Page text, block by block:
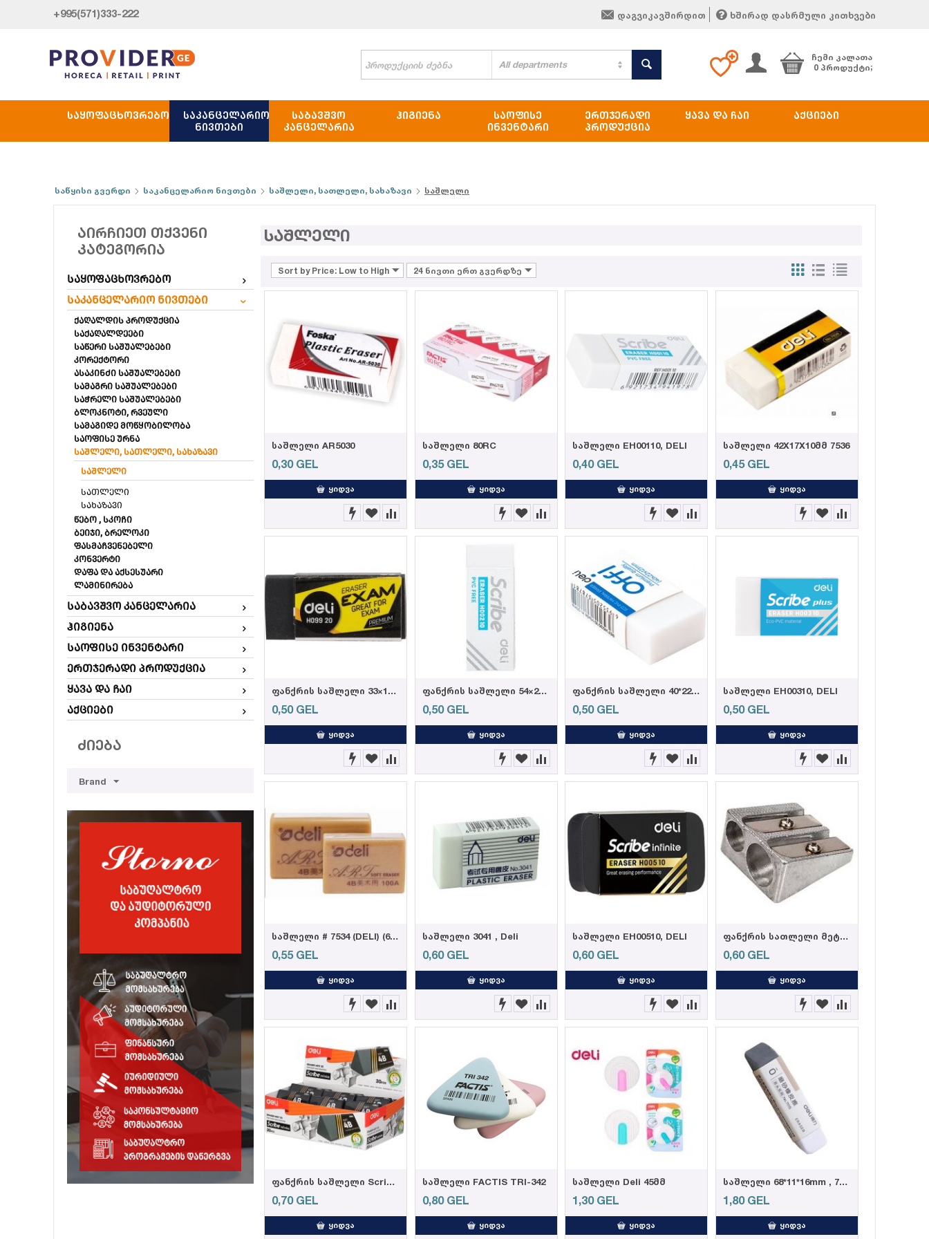
+995(571)333-222 დაგვიკავშირდით ხშირად დასრმული კითხვები
All departments
ᲩᲔᲛᲘ ᲙᲐᲚᲐᲗᲐ
0 პროდუქტი;
ᲡᲐᲧᲝᲤᲐᲪᲮᲝᲕᲠᲔᲑᲝ
ᲡᲐᲙᲐᲜᲪᲔᲚᲐᲠᲘᲝ
ᲜᲘᲕᲗᲔᲑᲘ
ᲡᲐᲑᲐᲕᲨᲕᲝ
ᲙᲐᲜᲪᲔᲚᲐᲠᲘᲐ
ᲰᲘᲒᲘᲔᲜᲐ
ᲡᲐᲝᲤᲘᲡᲔ
ᲘᲜᲕᲔᲜᲢᲐᲠᲘ
ᲔᲠᲗᲯᲔᲠᲐᲓᲘ
ᲞᲠᲝᲓᲣᲥᲪᲘᲐ
ᲧᲐᲕᲐ ᲓᲐ ᲩᲐᲘ ᲐᲥᲪᲘᲔᲑᲘ
საწყისი გვერდი საკანცელარიო ნივთები საშლელი, სათლელი, სახაზავი საშლელი
ᲐᲘᲠᲩᲘᲔᲗ ᲗᲥᲕᲔᲜᲘ
ᲙᲐᲢᲔᲒᲝᲠᲘᲐ
საყოფაცხოვრებო
საკანცელარიო ნივთები
ქაღალდის პროდუქცია
საქაღალდეები
საწერი საშუალებები
კორექტორი
ასაკინძი საშუალებები
სამაგრი საშუალებები
საჭრელი საშუალებები
ბლოკნოტი, რვეული
სამაგიდე მოწყობილობა
საოფისე ურნა
საშლელი, სათლელი, სახაზავი
საშლელი
სათლელი
სახაზავი
წებო , სკოჩი
ბეიჯი, ბრელოკი
ფასმაჩვენებელი
კონვერტი
დაფა და აქსესუარი
ლამინირება
საბავშვო კანცელარია
ჰიგიენა
საოფისე ინვენტარი
ერთჯერადი პროდუქცია
ყავა და ჩაი
აქციები
ᲫᲘᲔᲑᲐ
Brand
საშლელი
Sort by Price: Low to High 24 ნივთი ერთ გვერდზე
საშლელი AR5030
0,30 GEL
ᲧᲘᲓᲕᲐ
საშლელი 80RC
0,35 GEL
ᲧᲘᲓᲕᲐ
საშლელი EH00110, DELI
0,40 GEL
ᲧᲘᲓᲕᲐ
საშლელი 42X17X10მმ 7536
0,45 GEL
ᲧᲘᲓᲕᲐ
ფანქრის საშლელი 33×15×12mm H09920, DELI
0,50 GEL
ᲧᲘᲓᲕᲐ
ფანქრის საშლელი 54×20×10mm White Scribe H00210, DELI
0,50 GEL
ᲧᲘᲓᲕᲐ
ფანქრის საშლელი 40*22*12mm WHITE EH03010 , DELI
0,50 GEL
ᲧᲘᲓᲕᲐ
საშლელი EH00310, DELI
0,50 GEL
ᲧᲘᲓᲕᲐ
საშლელი # 7534 (DELI) (6921734975447)
0,55 GEL
ᲧᲘᲓᲕᲐ
საშლელი 3041 , Deli
0,60 GEL
ᲧᲘᲓᲕᲐ
საშლელი EH00510, DELI
0,60 GEL
ᲧᲘᲓᲕᲐ
ფანქრის სათლელი მეტალის ორმაგი TS003
0,60 GEL
ᲧᲘᲓᲕᲐ
ფანქრის საშლელი Scribe Infinite H01720, DELI
0,70 GEL
ᲧᲘᲓᲕᲐ
საშლელი FACTIS TRI-342
0,80 GEL
ᲧᲘᲓᲕᲐ
საშლელი Deli 45მმ
1,30 GEL
ᲧᲘᲓᲕᲐ
საშლელი 68*11*16mm , 71115 DELI
1,80 GEL
ᲧᲘᲓᲕᲐ